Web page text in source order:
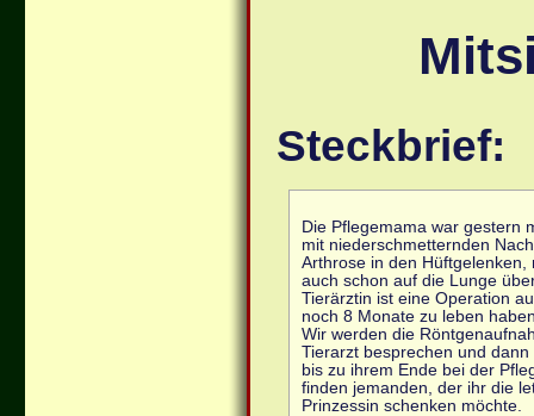
Steckbrief:
Die Pflegemama war gestern
mit niederschmetternden
Arthrose in den
auch schon auf die Lunge
Tierärztin ist eine Operation
noch 8 Monate zu leben
Wir werden die
Tierarzt besprechen und
bis zu ihrem Ende bei der
finden jemanden, der ihr die
Prinzessin schenken möchte.